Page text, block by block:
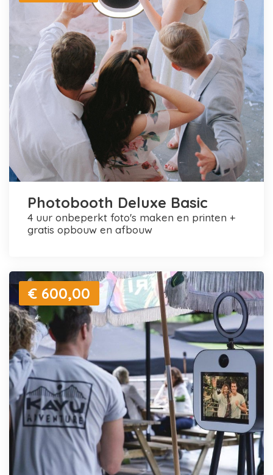
Photobooth Deluxe Basic
4 uur onbeperkt foto's maken en printen +
gratis opbouw en afbouw
€ 600,00